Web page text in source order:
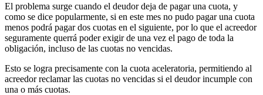
El problema surge cuando el deudor deja de pagar una cuota, y
como se dice popularmente, si en este mes no pudo pagar una cuota
menos podrá pagar dos cuotas en el siguiente, por lo que el acreedor
seguramente querrá poder exigir de una vez el pago de toda la
obligación, incluso de las cuotas no vencidas.
Esto se logra precisamente con la cuota aceleratoria, permitiendo al
acreedor reclamar las cuotas no vencidas si el deudor incumple con
una o más cuotas.